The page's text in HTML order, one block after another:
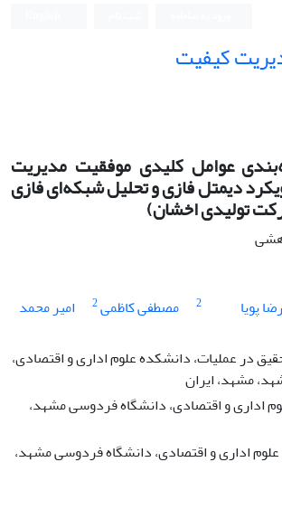
کیفیت
عوامل کلیدی موفقیت مدیریت
دیمتل فازی و تحلیل شبکه‌ای فازی
تولیدی اخشان)
پویا 2 مصطفی کاظمی2
امیر محمد
در عملیات، دانشکده علوم اداری و اقتصادی،
مشهد، ایران
اداری و اقتصادی، دانشگاه فردوسی مشهد،
علوم اداری و اقتصادی، دانشگاه فردوسی مشهد،